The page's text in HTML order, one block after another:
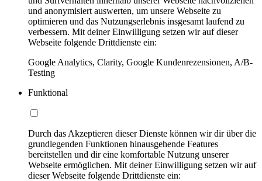
und anonymisiert auswerten, um unsere Webseite zu
optimieren und das Nutzungserlebnis insgesamt laufend zu
verbessern. Mit deiner Einwilligung setzen wir auf dieser
Webseite folgende Drittdienste ein:
Google Analytics, Clarity, Google Kundenrezensionen, A/B-
Testing
Funktional
Durch das Akzeptieren dieser Dienste können wir dir über die
grundlegenden Funktionen hinausgehende Features
bereitstellen und dir eine komfortable Nutzung unserer
Webseite ermöglichen. Mit deiner Einwilligung setzen wir auf
dieser Webseite folgende Drittdienste ein: